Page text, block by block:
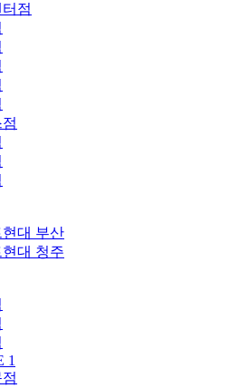
점
대 부산
대 청주
1